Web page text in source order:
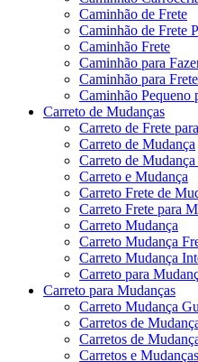
Caminhão de Frete
Caminhão de Frete
Caminhão Frete
Caminhão para
Caminhão para Frete
Caminhão Pequeno
Carreto de Mudanças
Carreto de Frete
Carreto de Mudança
Carreto de
Carreto e Mudança
Carreto Frete de
Carreto Frete para
Carreto Mudança
Carreto Mudança
Carreto Mudança
Carreto para
Carreto para Mudanças
Carreto Mudança
Carretos de
Carretos de
Carretos e Mudanças